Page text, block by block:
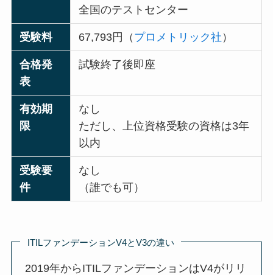
全国のテストセンター
受験料 67,793円（ プロメトリック社 ）
合格発
表
試験終了後即座
有効期
限
なし
ただし、上位資格受験の資格は3年
以内
受験要
件
なし
（誰でも可）
ITILファンデーションV4とV3の違い
2019年からITILファンデーションはV4がリリ